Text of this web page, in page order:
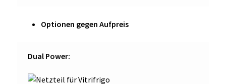
Optionen gegen Aufpreis
Dual Power: